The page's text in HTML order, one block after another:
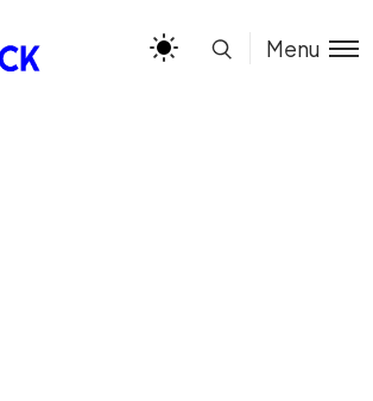
Menu